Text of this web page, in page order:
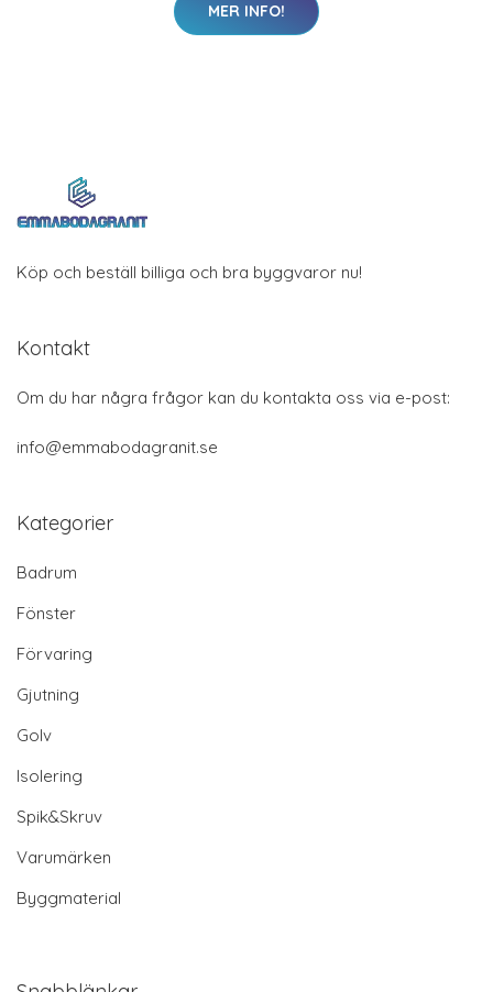
MER INFO!
Köp och beställ billiga och bra byggvaror nu!
Kontakt
Om du har några frågor kan du kontakta oss via e-post:
info@emmabodagranit.se
Kategorier
Badrum
Fönster
Förvaring
Gjutning
Golv
Isolering
Spik&Skruv
Varumärken
Byggmaterial